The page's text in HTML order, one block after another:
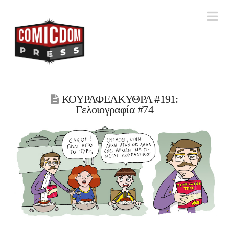
ΚΟΥΡΑΦΕΛΚΥΘΡΑ #191:
Γελοιογραφία #74